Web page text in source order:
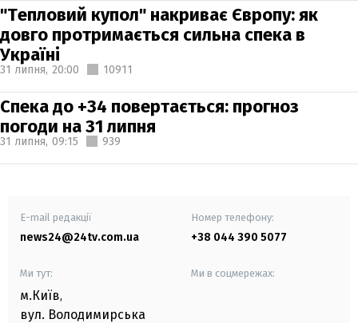
"Тепловий купол" накриває Європу: як
довго протримається сильна спека в
Україні
31 липня, 20:00 10911
Спека до +34 повертається: прогноз
погоди на 31 липня
31 липня, 09:15 939
E-mail редакції
news24@24tv.com.ua
Номер телефону:
+38 044 390 5077
Ми тут:
м.Київ,
вул. Володимирська
Ми в соцмережах: